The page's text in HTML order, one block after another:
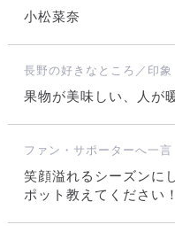
小松菜奈
長野の好きなところ／印象
果物が美味しい、人が
ファン・サポーターへ一言
笑顔溢れるシーズンに
ポット教えてください！